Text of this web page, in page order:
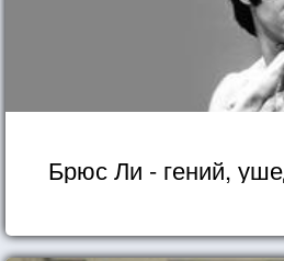
Брюс Ли - гений,